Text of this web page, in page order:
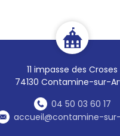
11 impasse des Croses
74130 Contamine-sur-
04 50 03 60 17
accueil@contamine-
Mercredi : températures
légère baisse, avec
à 33°C
attendus dans
plaines et vallées.
Personnes les plus
La vigilance jaune